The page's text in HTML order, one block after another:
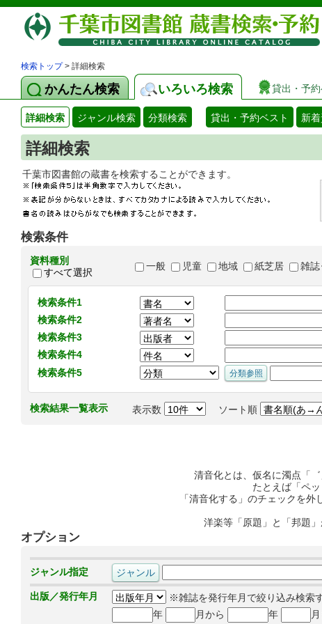
検索トップ> 詳細検索
かんたん検索 いろいろ検索 貸出・予約
詳細検索 ジャンル検索 分類検索 貸出・予約ベスト 新
詳細検索
千葉市図書館の蔵書を検索することができます
検索条件
資料種別
すべて選択
一般 児童 地域 紙芝居 雑誌
検索条件1
検索条件2
検索条件3
検索条件4
検索条件5
検索結果一覧表示 表示数 ソート順
清音化とは、仮名に濁点「
たとえば「ペ
「清音化する」のチェックを
洋楽等「原題」と「邦題
オプション
ジャンル指定
出版／発行年月
※雑誌を発行年月で絞り込み検索
年
月から 年